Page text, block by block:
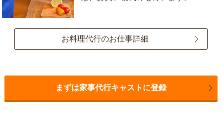
お料理代行のお仕事詳細
まずは家事代行キャストに登録